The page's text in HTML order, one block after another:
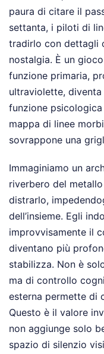
paura di citare il
settanta, i piloti di
tradirlo con dettagli
nostalgia. È un
funzione primaria,
ultraviolette,
funzione
mappa di linee
sovrappone una
Immaginiamo un
riverbero del
distrarlo,
dell’insieme. Egli
improvvisamente il
diventano più
stabilizza. Non è
ma di controllo
esterna permette di
Questo è il valore
non aggiunge solo
spazio di silenzio